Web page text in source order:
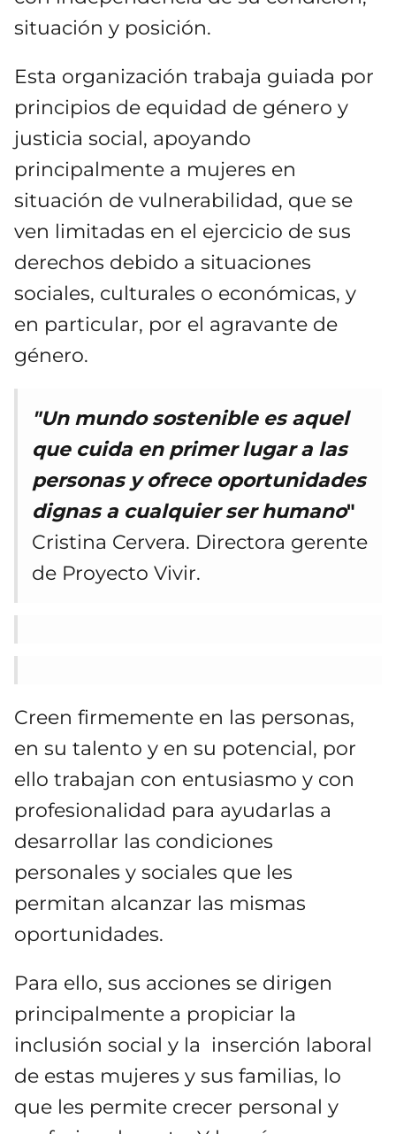
situación y posición.
Esta organización trabaja guiada por
principios de equidad de género y
justicia social, apoyando
principalmente a mujeres en
situación de vulnerabilidad, que se
ven limitadas en el ejercicio de sus
derechos debido a situaciones
sociales, culturales o económicas, y
en particular, por el agravante de
género.
"Un mundo sostenible es aquel
que cuida en primer lugar a las
personas y ofrece oportunidades
dignas a cualquier ser humano"
Cristina Cervera. Directora gerente
de Proyecto Vivir.
Creen firmemente en las personas,
en su talento y en su potencial, por
ello trabajan con entusiasmo y con
profesionalidad para ayudarlas a
desarrollar las condiciones
personales y sociales que les
permitan alcanzar las mismas
oportunidades.
Para ello, sus acciones se dirigen
principalmente a propiciar la
inclusión social y la inserción laboral
de estas mujeres y sus familias, lo
que les permite crecer personal y